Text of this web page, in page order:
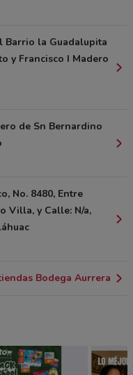
Barrio la Guadalupita
y Francisco I Madero
de Sn Bernardino
No. 8480, Entre
Villa, y Calle: N/a,
Bodega Aurrera